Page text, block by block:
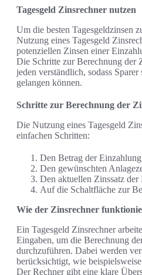
Tagesgeld Zinsrechner nutzen
Um die besten Tagesgeldzinsen
Nutzung eines Tagesgeld
potenziellen Zinsen einer
Die Schritte zur Berechnung der
jeden verständlich, sodass
gelangen können.
Schritte zur Berechnung der
Die Nutzung eines Tagesgeld
einfachen Schritten:
Den Betrag der
Den gewünschten
Den aktuellen Zinssatz der
Auf die Schaltfläche zur
Wie der Zinsrechner
Ein Tagesgeld Zinsrechner
Eingaben, um die Berechnung
durchzuführen. Dabei werden
berücksichtigt, wie
Der Rechner gibt eine klare